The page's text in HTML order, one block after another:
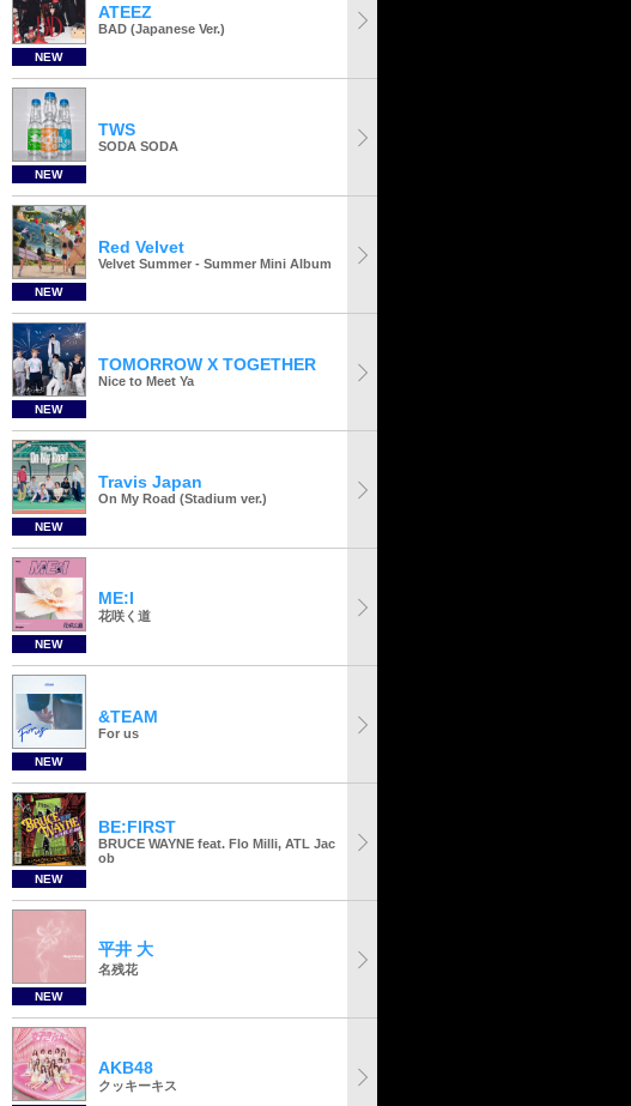
NEW
ATEEZ
BAD (Japanese Ver.)
NEW
TWS
SODA SODA
NEW
Red Velvet
Velvet Summer - Summer Mini Album
NEW
TOMORROW X TOGETHER
Nice to Meet Ya
NEW
Travis Japan
On My Road (Stadium ver.)
NEW
ME:I
花咲く道
NEW
&TEAM
For us
NEW
BE:FIRST
BRUCE WAYNE feat. Flo Milli, ATL Jac
ob
NEW
平井 大
名残花
AKB48
クッキーキス